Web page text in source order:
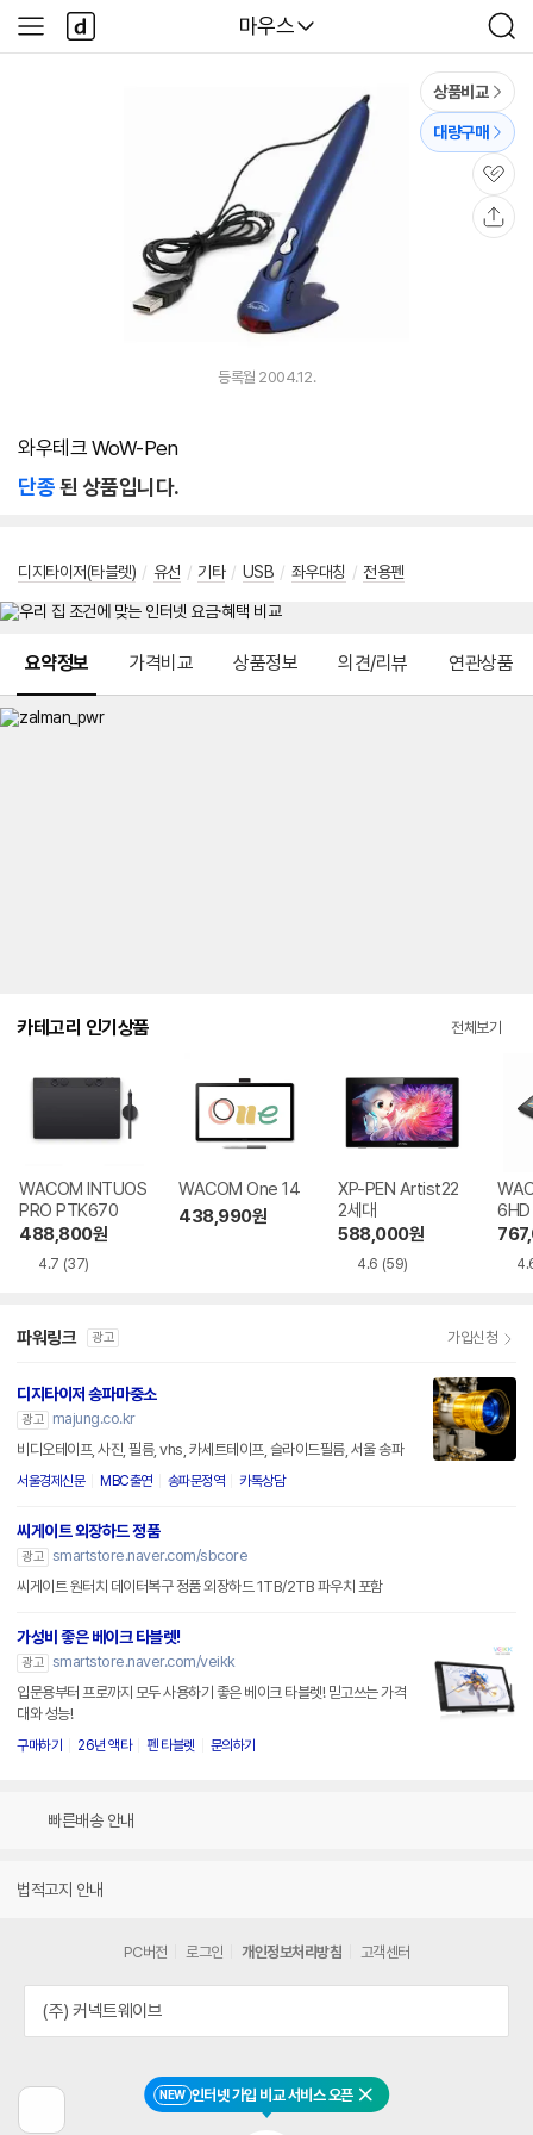
다나와
마우스
검
색
사
이
다
나
와
NEW 인터넷 가입 비교 서비스 오픈 닫기
상품비교
대량구매
관
심
등록월 2004.12.
와우테크 WoW-Pen
단종된 상품입니다.
디지타이저(타블렛) / 유선 / 기타 / USB / 좌우대칭 / 전용펜
요약정보 가격비교 상품정보 의견/리뷰 연관상품
카테고리 인기상품 전체보기
WACOM INTUOS
PRO PTK670
488,800원
4.7 (37)
WACOM One 14
438,990원
XP-PEN Artist22
2세대
588,000원
4.6 (59)
6HD
파워링크 광고 가입신청
디지타이저 송파마중소
광고
majung.co.kr
비디오테이프, 사진, 필름, vhs, 카세트테이프, 슬라이드필름, 서울 송파
서울경제신문 MBC출연 송파문정역 카톡상담
씨게이트 외장하드 정품
광고 smartstore.naver.com/sbcore
씨게이트 원터치 데이터복구 정품 외장하드 1TB/2TB 파우치 포함
가성비 좋은 베이크 타블렛!
광고 smartstore.naver.com/veikk
입문용부터 프로까지 모두 사용하기 좋은 베이크 타블렛! 믿고쓰는 가격
대와 성능!
구매하기 26년 액타 펜 타블렛 문의하기
빠른배송 안내
법적고지 안내
PC버전 로그인 개인정보처리방침 고객센터
(주) 커넥트웨이브